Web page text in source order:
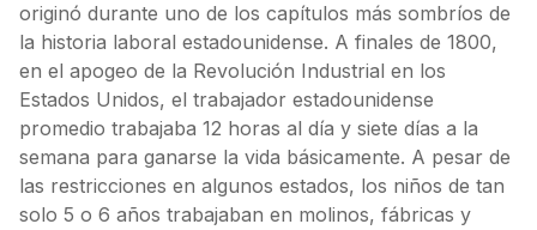
originó durante uno de los capítulos más sombríos de
la historia laboral estadounidense. A finales de 1800,
en el apogeo de la Revolución Industrial en los
Estados Unidos, el trabajador estadounidense
promedio trabajaba 12 horas al día y siete días a la
semana para ganarse la vida básicamente. A pesar de
las restricciones en algunos estados, los niños de tan
solo 5 o 6 años trabajaban en molinos, fábricas y